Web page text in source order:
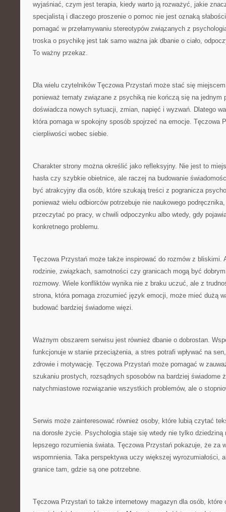
wyjaśniać, czym jest terapia, kiedy warto ją rozważyć, jakie
specjalistą i dlaczego proszenie o pomoc nie jest oznaką
pomagać w przełamywaniu stereotypów związanych z
troska o psychikę jest tak samo ważna jak dbanie o ciało,
To ważny przekaz.
Dla wielu czytelników Tęczowa Przystań może stać się
ponieważ tematy związane z psychiką nie kończą się na jednym
doświadcza nowych sytuacji, zmian, napięć i wyzwań. Dlatego
która pomaga w spokojny sposób spojrzeć na emocje. Tęczowa
cierpliwości wobec siebie.
Charakter strony można określić jako refleksyjny. Nie jest to
hasła czy szybkie obietnice, ale raczej na budowanie
być atrakcyjny dla osób, które szukają treści z pogranicza
ponieważ wielu odbiorców potrzebuje nie naukowego
przeczytać po pracy, w chwili odpoczynku albo wtedy, gdy
konkretnego problemu.
Tęczowa Przystań może także inspirować do rozmów z bliskimi.
rodzinie, związkach, samotności czy granicach mogą być
rozmowy. Wiele konfliktów wynika nie z braku uczuć, ale z
strona, która pomaga zrozumieć język emocji, może mieć dużą
budować bardziej świadome więzi.
Ważnym obszarem serwisu jest również dbanie o dobrostan.
funkcjonuje w stanie przeciążenia, a stres potrafi wpływać na
zdrowie i motywację. Tęczowa Przystań może pomagać w
szukaniu prostych, rozsądnych sposobów na bardziej świadome
natychmiastowe rozwiązanie wszystkich problemów, ale o
Serwis może zainteresować również osoby, które lubią czytać
na dorosłe życie. Psychologia staje się wtedy nie tylko
lepszego rozumienia świata. Tęczowa Przystań pokazuje, że za
wspomnienia. Taka perspektywa uczy większej wyrozumiałości,
granice tam, gdzie są one potrzebne.
Tęczowa Przystań to także internetowy magazyn dla osób, które